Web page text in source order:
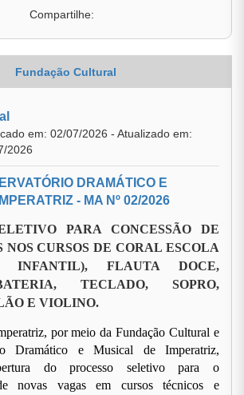
Compartilhe:
Fundação Cultural
em: 02/07/2026 - Atualizado em:
2026
DRAMÁTICO E
- MA Nº 02/2026
PARA CONCESSÃO DE
NOS CURSOS DE CORAL ESCOLA
INFANTIL), FLAUTA DOCE,
BATERIA, TECLADO, SOPRO,
E VIOLINO.
por meio da Fundação Cultural e
Dramático e Musical de Imperatriz,
do processo seletivo para o
novas vagas em cursos técnicos e